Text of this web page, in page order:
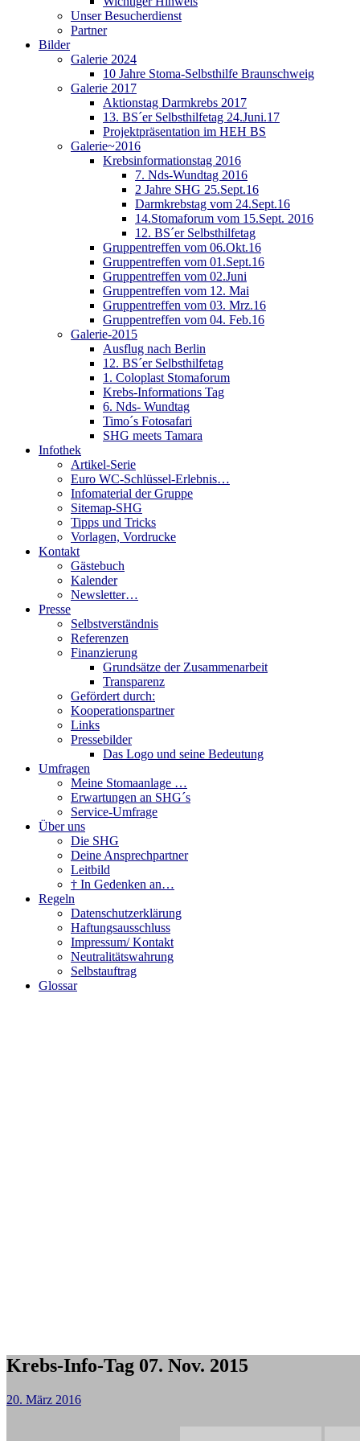
Unser Besucherdienst
Partner
Bilder
Galerie 2024
10 Jahre Stoma-Selbsthilfe Braunschweig
Galerie 2017
Aktionstag Darmkrebs 2017
13. BS´er Selbsthilfetag 24.Juni.17
Projektpräsentation im HEH BS
Galerie~2016
Krebsinformationstag 2016
7. Nds-Wundtag 2016
2 Jahre SHG 25.Sept.16
Darmkrebstag vom 24.Sept.16
14.Stomaforum vom 15.Sept. 2016
12. BS´er Selbsthilfetag
Gruppentreffen vom 06.Okt.16
Gruppentreffen vom 01.Sept.16
Gruppentreffen vom 02.Juni
Gruppentreffen vom 12. Mai
Gruppentreffen vom 03. Mrz.16
Gruppentreffen vom 04. Feb.16
Galerie-2015
Ausflug nach Berlin
12. BS´er Selbsthilfetag
1. Coloplast Stomaforum
Krebs-Informations Tag
6. Nds- Wundtag
Timo´s Fotosafari
SHG meets Tamara
Infothek
Artikel-Serie
Euro WC-Schlüssel-Erlebnis…
Infomaterial der Gruppe
Sitemap-SHG
Tipps und Tricks
Vorlagen, Vordrucke
Kontakt
Gästebuch
Kalender
Newsletter…
Presse
Selbstverständnis
Referenzen
Finanzierung
Grundsätze der Zusammenarbeit
Transparenz
Gefördert durch:
Kooperationspartner
Links
Pressebilder
Das Logo und seine Bedeutung
Umfragen
Meine Stomaanlage …
Erwartungen an SHG´s
Service-Umfrage
Über uns
Die SHG
Deine Ansprechpartner
Leitbild
† In Gedenken an…
Regeln
Datenschutzerklärung
Haftungsausschluss
Impressum/ Kontakt
Neutralitätswahrung
Selbstauftrag
Glossar
Krebs-Info-Tag 07. Nov. 2015
20. März 2016